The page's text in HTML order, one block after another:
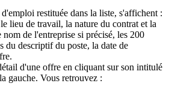
restituée dans la liste, s'affichent :
lieu de travail, la nature du contrat et la
de l'entreprise si précisé, les 200
du descriptif du poste, la date de
d'une offre en cliquant sur son intitulé
gauche. Vous retrouvez :